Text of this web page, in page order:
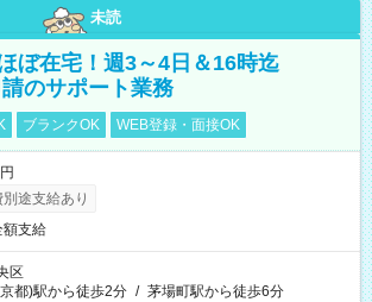
未読
ぼ在宅！週3～4日＆16時迄
のサポート業務
ブランクOK WEB登録・面接OK
途支給あり
額支給
区
都)駅から徒歩2分 / 茅場町駅から徒歩6分